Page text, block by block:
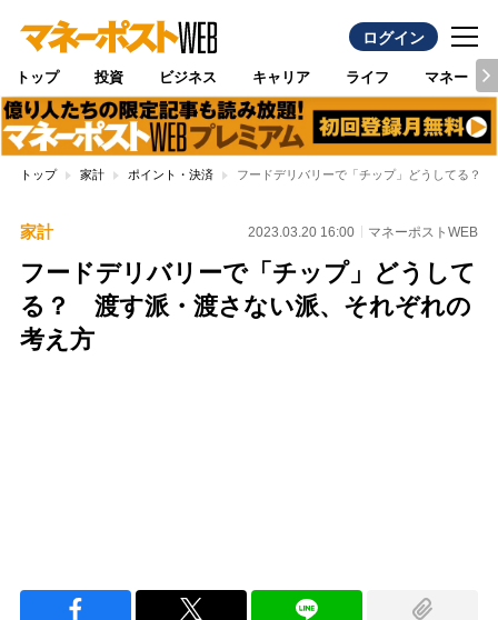
ログイン
トップ 投資 ビジネス キャリア ライフ マネー
トップ 家計 ポイント・決済 フードデリバリーで「チップ」どうしてる？
家計 2023.03.20 16:00 マネーポストWEB
フードデリバリーで「チップ」どうして
る？ 渡す派・渡さない派、それぞれの
考え方